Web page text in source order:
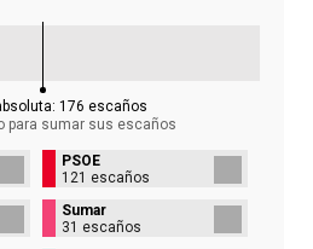
176 escaños
para sumar sus escaños
PSOE
121 escaños
Sumar
31 escaños